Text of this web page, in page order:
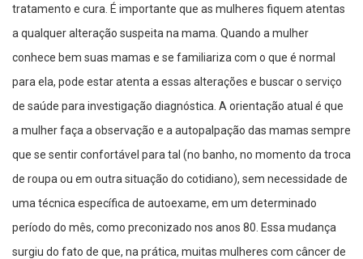
tratamento e cura. É importante que as mulheres fiquem atentas
a qualquer alteração suspeita na mama. Quando a mulher
conhece bem suas mamas e se familiariza com o que é normal
para ela, pode estar atenta a essas alterações e buscar o serviço
de saúde para investigação diagnóstica. A orientação atual é que
a mulher faça a observação e a autopalpação das mamas sempre
que se sentir confortável para tal (no banho, no momento da troca
de roupa ou em outra situação do cotidiano), sem necessidade de
uma técnica específica de autoexame, em um determinado
período do mês, como preconizado nos anos 80. Essa mudança
surgiu do fato de que, na prática, muitas mulheres com câncer de